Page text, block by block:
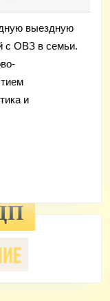
выездную
с ОВЗ в семьи.
и